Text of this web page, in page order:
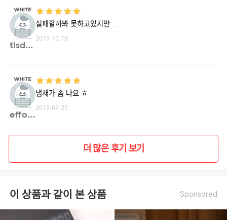
tlsdu**
실패할까봐 못하고있지만...
2019.10.18
effor**
냄새가 좀 나요 ㅎ
2019.09.25
더 많은 후기 보기
이 상품과 같이 본 상품 Sponsored